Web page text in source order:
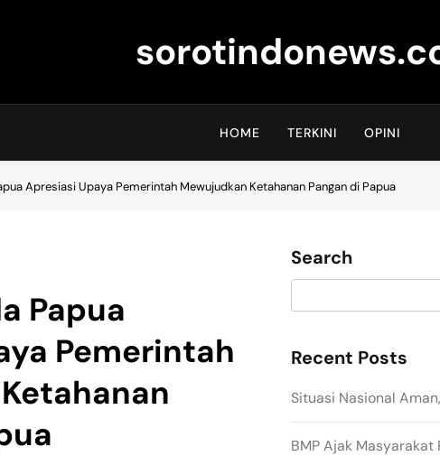
HOME TERKINI OPINI
Apresiasi Upaya Pemerintah Mewujudkan Ketahanan Pangan di Papua
Papua
Pemerintah
Search
Recent Posts
Situasi Nasional
BMP Ajak